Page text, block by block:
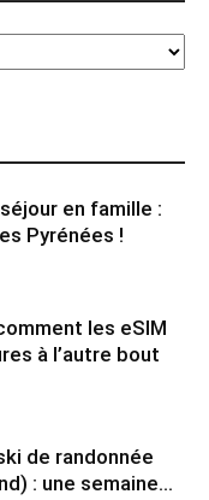
en famille :
Pyrénées !
les eSIM
à l’autre bout
de randonnée
: une semaine...